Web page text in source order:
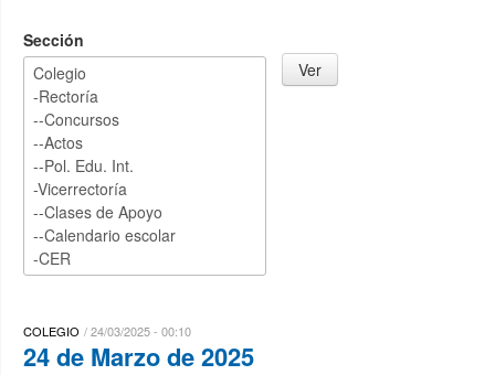
Sección
COLEGIO 24/03/2025 - 00:10
24 de Marzo de 2025